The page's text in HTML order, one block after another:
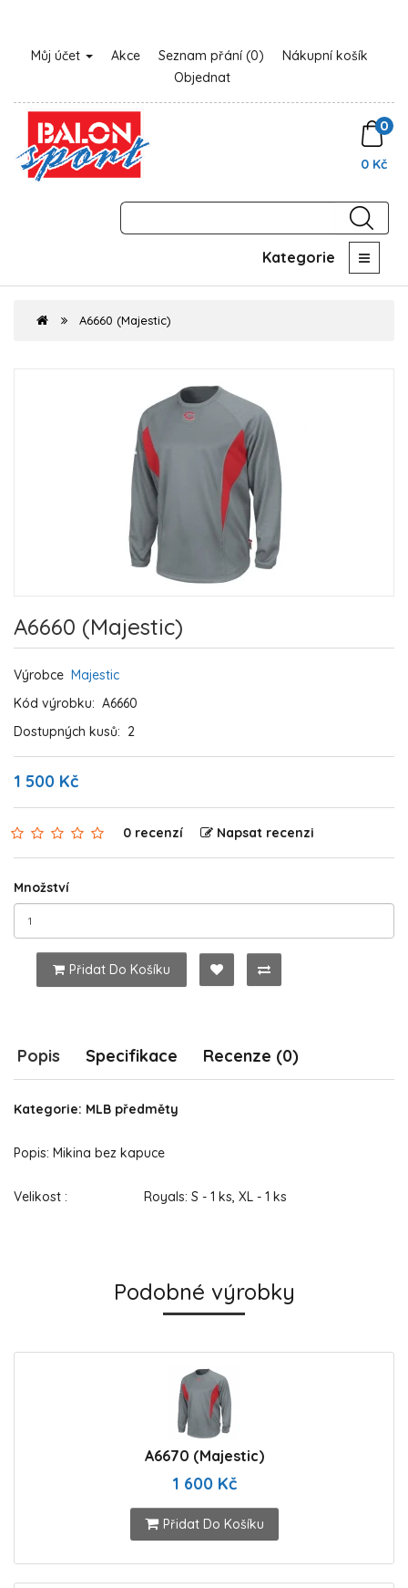
Můj účet Akce Seznam přání (0)
Nákupní košík
Objednat
0
0 Kč
Kategorie
A6660 (Majestic)
A6660 (Majestic)
Výrobce Majestic
Kód výrobku: A6660
Dostupných kusů: 2
1 500 Kč
0 recenzí Napsat recenzi
Množství
Přidat Do Košíku
Popis Specifikace Recenze (0)
Kategorie: MLB předměty
Popis: Mikina bez kapuce
Velikost : Royals: S - 1 ks, XL - 1 ks
Podobné výrobky
A6670 (Majestic)
1 600 Kč
Přidat Do Košíku